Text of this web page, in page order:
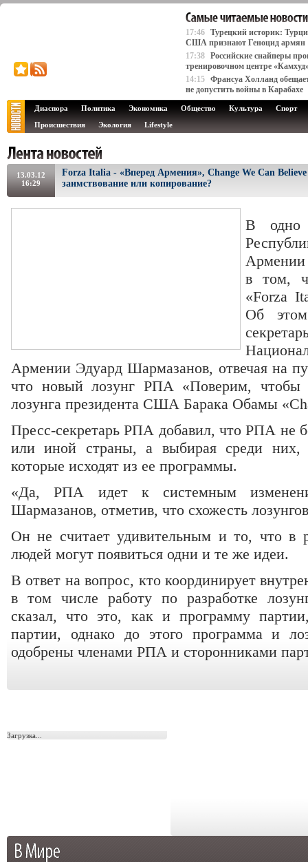
17:46 Турецкий историк:
США признают Геноцид армян
17:38 Российские снайперы
тренировочном центре
14:15 Франсуа Холланд
не допустить войны в Карабахе
Диаспора Политика Экономика Общество Культура
Спорт
Происшествия
Экология Lifestyle
13.03.12
16:29
Forza Italia - «Вперед Армения», Change We Can
заимствование или копирование?
В одно
Армении
в том,
«Forza
Об
Армении Эдуард Шармазанов, отвечая на
что новый лозунг РПА «Поверим, чтобы
лозунга президента США Барака Обамы
Пресс-секретарь РПА добавил, что РПА не
или иной страны, а выбирая среди них,
которые исходят из ее программы.
«Да, РПА идет к системным
Шармазанов, отметив, что схожесть
Он не считает удивительным и то, что в
людей могут появиться одни и те же идеи.
В ответ на вопрос, кто координирует
в том числе работу по разработке
сказал, что это, как и программу
партии, однако до этого программа и
одобрены членами РПА и сторонниками
Загрузка...